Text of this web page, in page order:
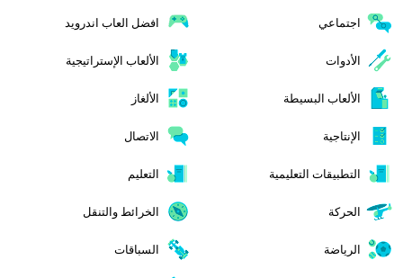
اجتماعي افضل العاب اندرويد
الأدوات الألعاب الإستراتيجية
الألعاب البسيطة الألغاز
الإنتاجية الاتصال
التطبيقات التعليمية التعليم
الحركة الخرائط والتنقل
الرياضة السباقات